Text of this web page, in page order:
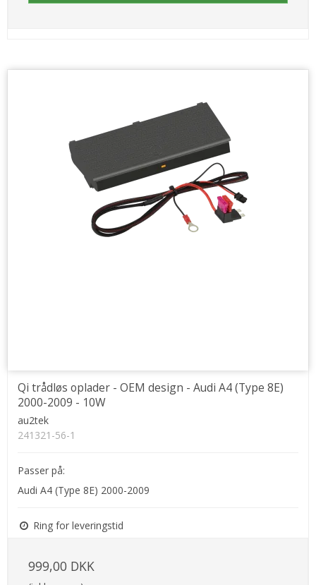
Qi trådløs oplader - OEM design - Audi A4 (Type 8E)
2000-2009 - 10W
au2tek
241321-56-1
Passer på:
Audi A4 (Type 8E) 2000-2009
Ring for leveringstid
999,00 DKK